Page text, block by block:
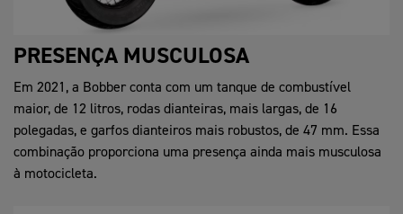
PRESENÇA MUSCULOSA
Em 2021, a Bobber conta com um tanque de combustível
maior, de 12 litros, rodas dianteiras, mais largas, de 16
polegadas, e garfos dianteiros mais robustos, de 47 mm. Essa
combinação proporciona uma presença ainda mais musculosa
à motocicleta.